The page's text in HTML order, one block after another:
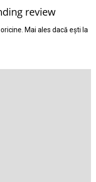
review
Mai ales dacă ești la